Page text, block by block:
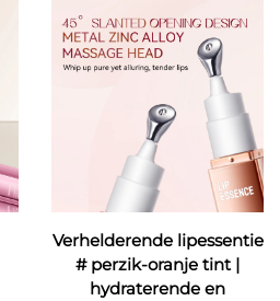
Verhelderende lipessentie
# perzik-oranje tint |
hydraterende en